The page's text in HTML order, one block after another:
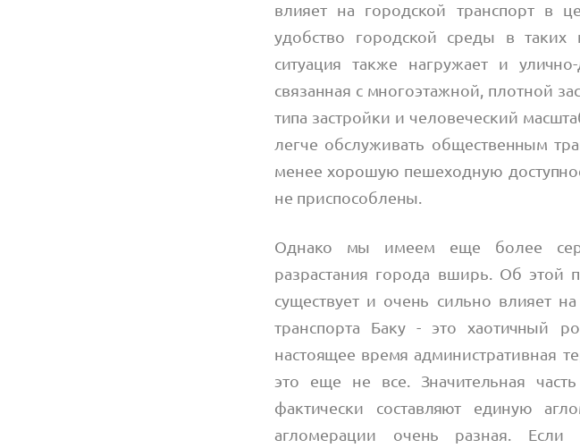
влияет на городской транспорт в
удобство городской среды в таких
ситуация также нагружает и
связанная с многоэтажной, плотной
типа застройки и человеческий
легче обслуживать общественным
менее хорошую пешеходную
не приспособлены.
Однако мы имеем еще более
разрастания города вширь. Об этой
существует и очень сильно влияет
транспорта Баку - это хаотичный
настоящее время административная
это еще не все. Значительная
фактически составляют единую
агломерации очень разная.